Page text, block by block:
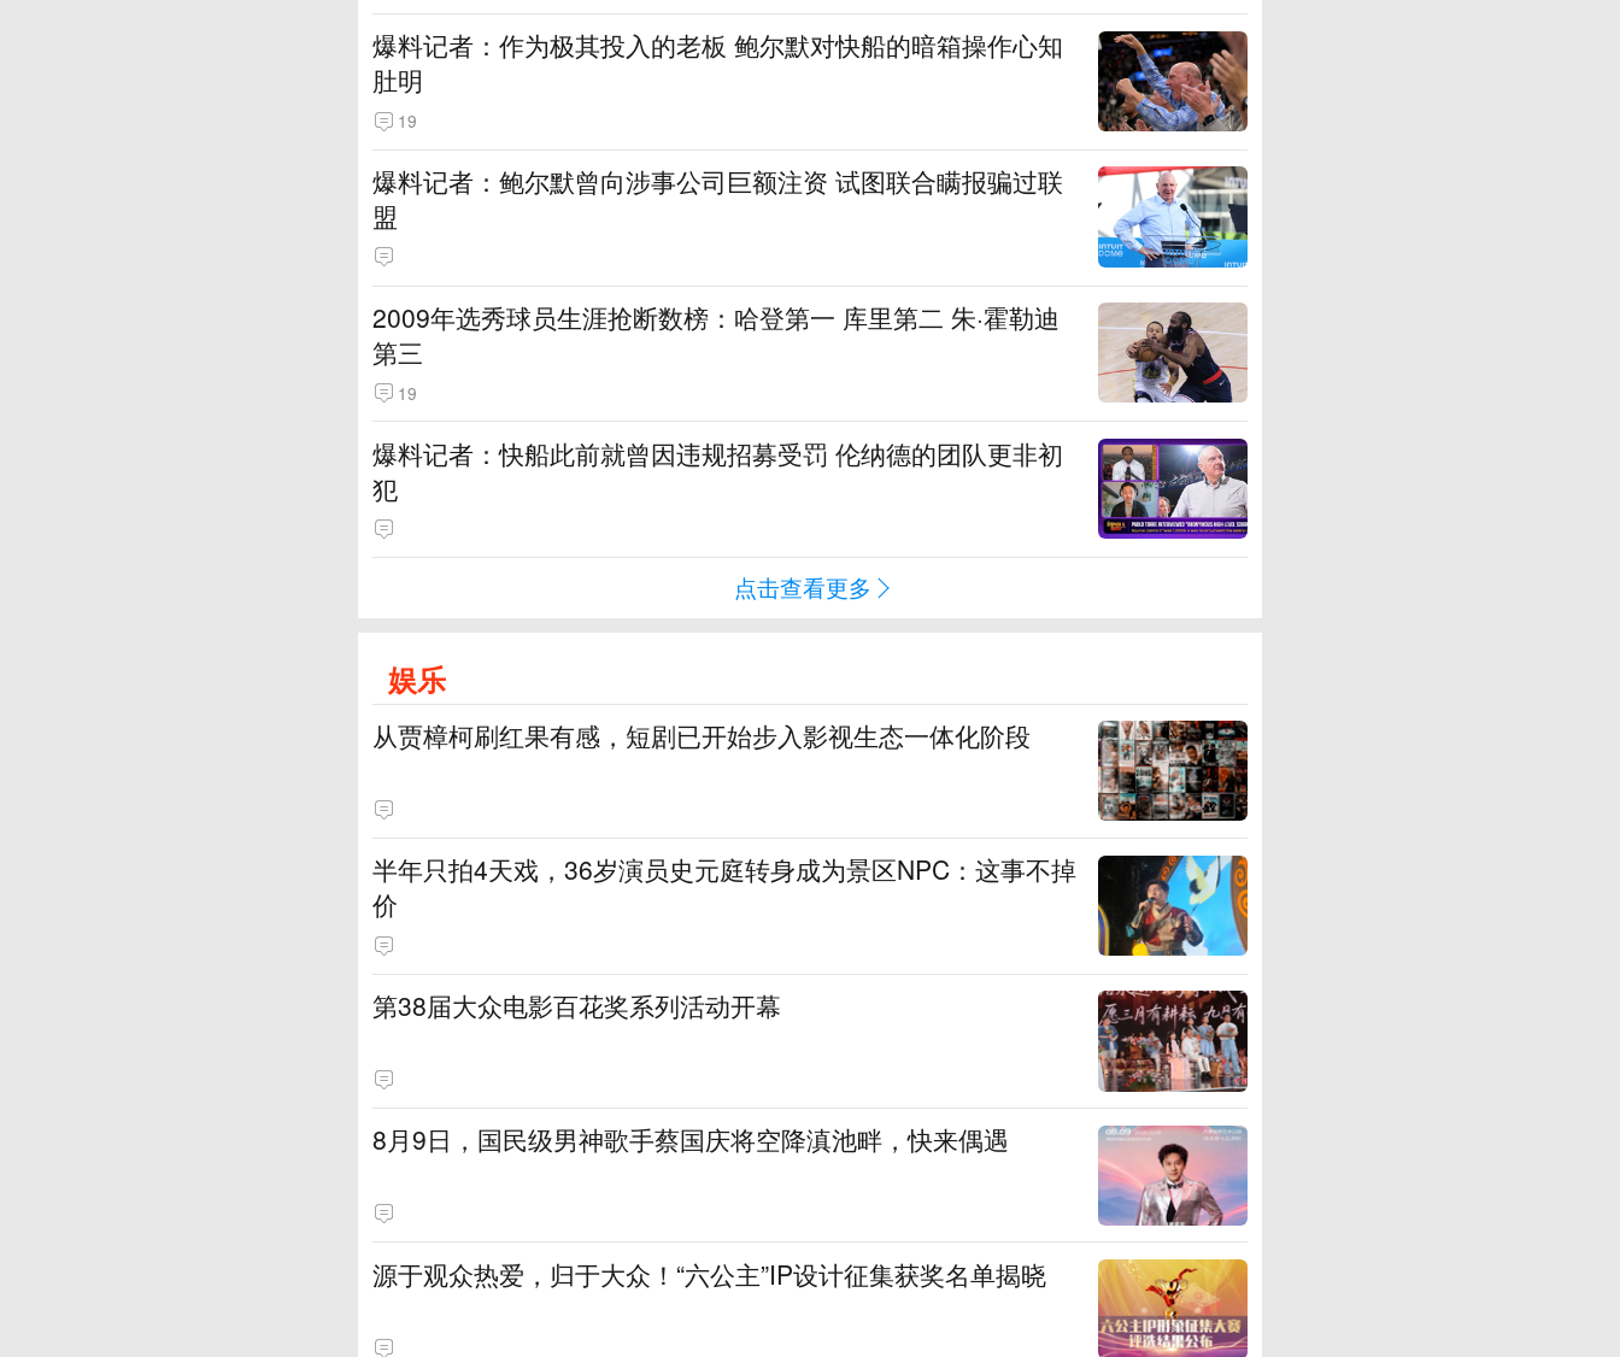
爆料记者：作为极其投入的老板 鲍尔默对快船的暗箱操作心知
肚明
19
爆料记者：鲍尔默曾向涉事公司巨额注资 试图联合瞒报骗过联
盟
2009年选秀球员生涯抢断数榜：哈登第一 库里第二 朱·霍勒迪
第三
19
爆料记者：快船此前就曾因违规招募受罚 伦纳德的团队更非初
犯
点击查看更多
娱乐
从贾樟柯刷红果有感，短剧已开始步入影视生态一体化阶段
半年只拍4天戏，36岁演员史元庭转身成为景区NPC：这事不掉
价
第38届大众电影百花奖系列活动开幕
8月9日，国民级男神歌手蔡国庆将空降滇池畔，快来偶遇
源于观众热爱，归于大众！“六公主”IP设计征集获奖名单揭晓